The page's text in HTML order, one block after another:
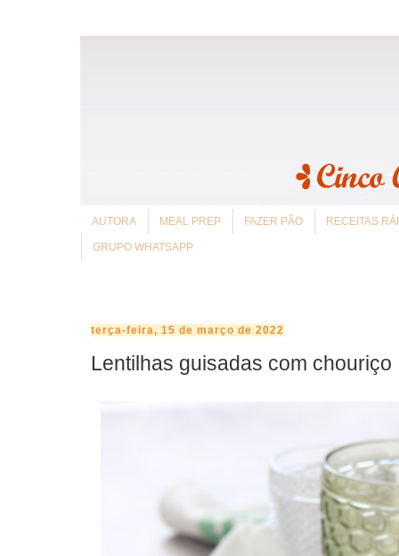
AUTORA MEAL PREP FAZER PÃO RECEITAS
GRUPO WHATSAPP
terça-feira, 15 de março de 2022
Lentilhas guisadas com chouriço